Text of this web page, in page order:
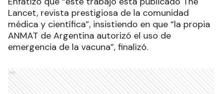
Lancet, revista prestigiosa de la comunidad
médica y científica”, insistiendo en que “la propia
ANMAT de Argentina autorizó el uso de
emergencia de la vacuna”, finalizó.
Ads